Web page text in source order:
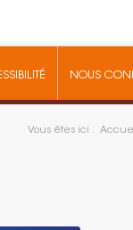
NOUS
Vous êtes ici :